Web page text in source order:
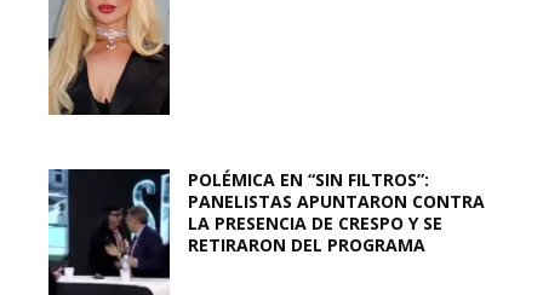
POLÉMICA EN “SIN FILTROS”:
PANELISTAS APUNTARON CONTRA
LA PRESENCIA DE CRESPO Y SE
RETIRARON DEL PROGRAMA